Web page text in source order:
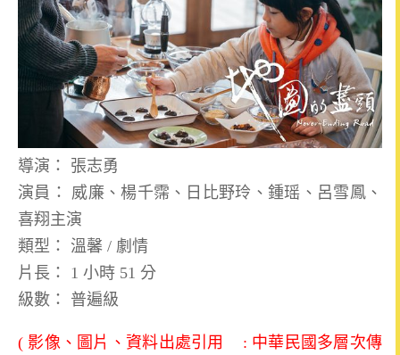
導演： 張志勇
演員： 威廉、楊千霈、日比野玲、鍾瑶、呂雪鳳、
喜翔主演
類型： 溫馨 / 劇情
片長： 1 小時 51 分
級數： 普遍級
( 影像、圖片、資料出處引用 : 中華民國多層次傳